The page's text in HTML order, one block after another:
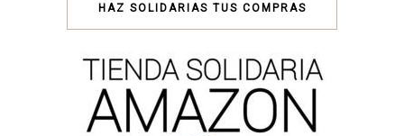
HAZ SOLIDARIAS TUS COMPRAS